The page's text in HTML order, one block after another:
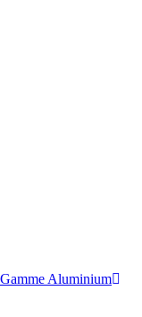
Gamme Aluminium